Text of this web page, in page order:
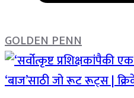
GOLDEN PENN